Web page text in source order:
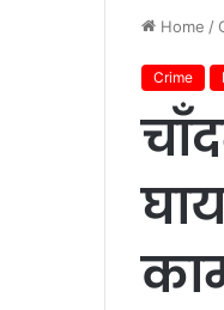
Home /
Crime